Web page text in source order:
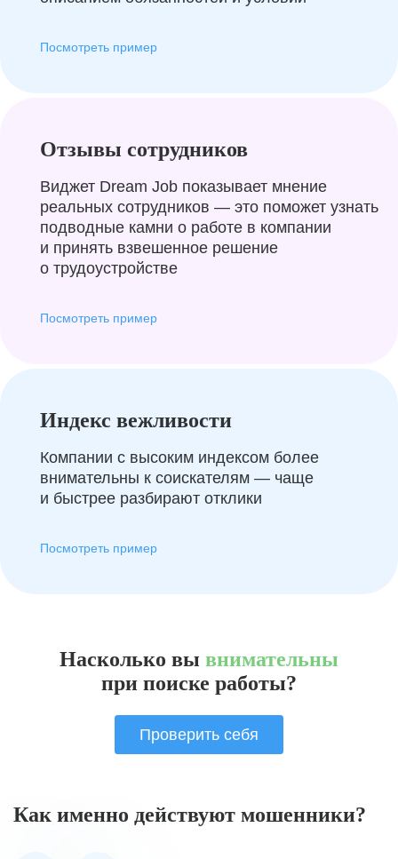
Посмотреть пример
Отзывы сотрудников
Виджет Dream Job показывает мнение
реальных сотрудников — это поможет узнать
подводные камни о работе в компании
и принять взвешенное решение
о трудоустройстве
Посмотреть пример
Индекс вежливости
Компании с высоким индексом более
внимательны к соискателям — чаще
и быстрее разбирают отклики
Посмотреть пример
Насколько вы внимательны
при поиске работы?
Проверить себя
Как именно действуют мошенники?